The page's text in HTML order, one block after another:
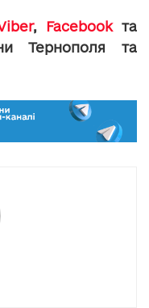
, Facebookта
Тернополя та